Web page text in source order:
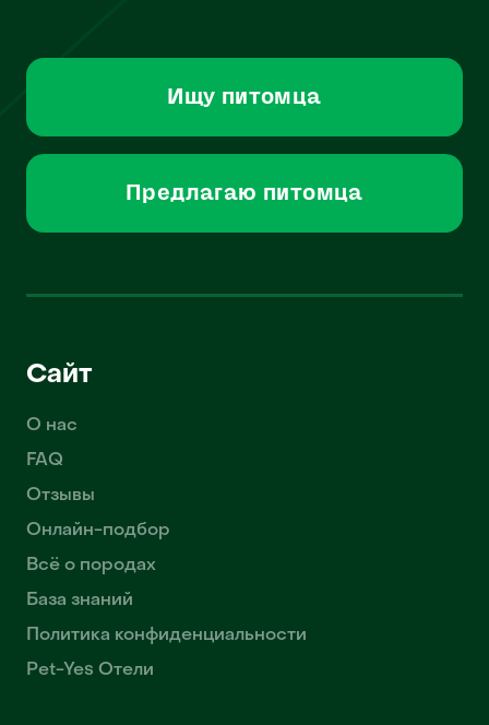
Ищу питомца
Предлагаю питомца
Сайт
О нас
FAQ
Отзывы
Онлайн-подбор
Всё о породах
База знаний
Политика конфиденциальности
Pet-Yes Отели